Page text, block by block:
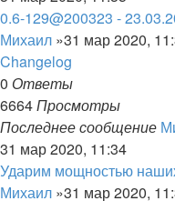
0.6-129@200323 -
Михаил »31 мар 2020,
Changelog
0 Ответы
6664Просмотры
Последнее сообщение
31 мар 2020, 11:34
Ударим мощностью
Михаил »31 мар 2020,